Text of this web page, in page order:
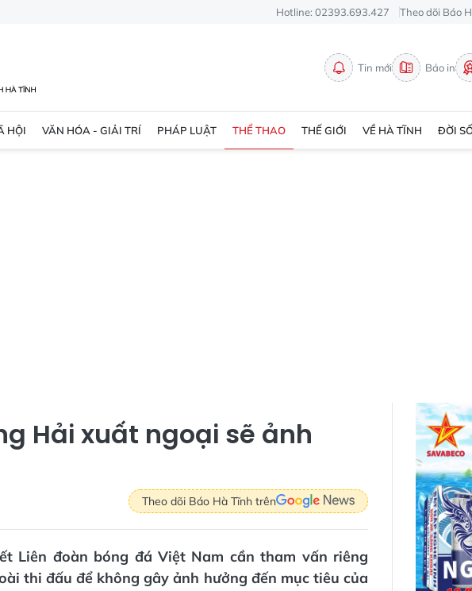
Hotline: 02393.693.427 Theo dõi Báo
Tin mới Báo in
HỘI VĂN HÓA - GIẢI TRÍ PHÁP LUẬT THỂ THAO THẾ GIỚI VỀ HÀ TĨNH ĐỜI
Hải xuất ngoại sẽ ảnh
Theo dõi Báo Hà Tĩnh trên
Liên đoàn bóng đá Việt Nam cần tham vấn riêng
thi đấu để không gây ảnh hưởng đến mục tiêu của